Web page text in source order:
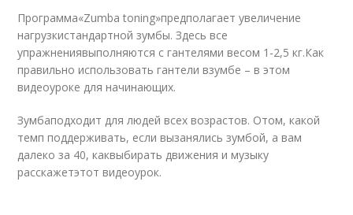
Программа«Zumba toning»предполагает увеличение
нагрузкистандартной зумбы. Здесь все
упражнениявыполняются с гантелями весом 1-2,5 кг.Как
правильно использовать гантели взумбе – в этом
видеоуроке для начинающих.
Зумбаподходит для людей всех возрастов. Отом, какой
темп поддерживать, если вызанялись зумбой, а вам
далеко за 40, каквыбирать движения и музыку
расскажетэтот видеоурок.